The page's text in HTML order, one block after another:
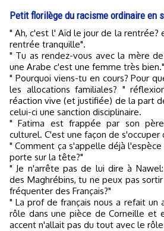
Petit florilège du racisme ordinaire en
" Ah, c'est l' Aïd le jour de la rentrée?
rentrée tranquille".
" Tu as rendez-vous avec la mère
une Arabe c'est une femme très bien."
" Pourquoi viens-tu en cours? Pour
les allocations familiales? "
réaction vive (et justifiée) de la part
celui-ci une sanction disciplinaire.
" Fatima est frappée par son
culturel. C'est une façon de s'occuper
" Comment ça s'appelle déjà
porte sur la tête?"
" Je n'arrête pas de lui dire à
des Maghrébins, tu ne peux pas
fréquenter des Français?"
" La prof de français nous a refait un
rôle dans une pièce de Corneille et
accent n'allait pas du tout avec le